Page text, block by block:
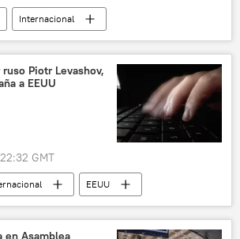
Internacional
Macri
policía
Piotr Levashov,
a EEUU
GMT
EEUU
extracción
Rusia
en Asamblea